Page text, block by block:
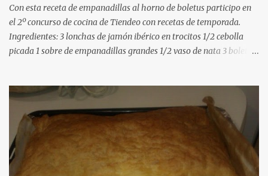
Con esta receta de empanadillas al horno de boletus participo en
el 2º concurso de cocina de Tiendeo con recetas de temporada.
Ingredientes: 3 lonchas de jamón ibérico en trocitos 1/2 cebolla
picada 1 sobre de empanadillas grandes 1/2 vaso de nata 3 boletus
virgen para untar la bandeja de horno Elaboración: Precalentar el
horno a 200ºC .Picamos la cebolla y la doramos en una sartén
grande con el aceite de oliva virgen extra a fuego medio. A
continuación agregamos la nata y los boletus en trocitos
pequeños. Removemos bien y agregamos el jamón ibérico cortado
en trocitos. Picamos los huevos duros y los agregamos a la mezcla